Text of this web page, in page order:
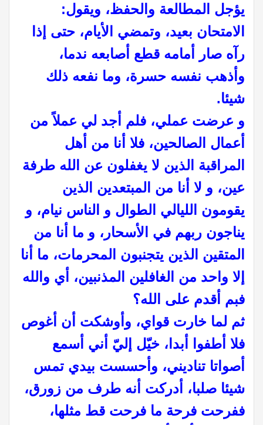
يؤجل المطالعة والحفظ، ويقول:
الامتحان بعيد، وتمضي الأيام، حتى إذا
رآه صار أمامه قطع أصابعه ندما،
وأذهب نفسه حسرة، وما نفعه ذلك
شيئا.
و عرضت عملي، فلم أجد لي عملاً من
أعمال الصالحين، فلا أنا من أهل
المراقبة الذين لا يغفلون عن الله طرفة
عين، و لا أنا من المبتعدين الذين
يقومون الليالي الطوال و الناس نيام، و
يناجون ربهم في الأسحار، و ما أنا من
المتقين الذين يتجنبون المحرمات، ما أنا
إلا واحد من الغافلين المذنبين، أي والله
فبم أقدم على الله؟
ثم لما خارت قواي، وأوشكت أن أغوص
فلا أطفوا أبدا، خيّل إليّ أني أسمع
أصواتا تناديني، وأحسست بيدي تمس
شيئا صلبا، أدركت أنه طرف من زورق،
ففرحت فرحة ما فرحت قط مثلها،